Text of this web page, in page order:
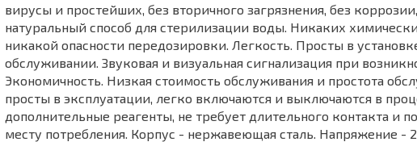
вирусы и простейших, без вторичного загрязнения, без
натуральный способ для стерилизации воды. Никаких
никакой опасности передозировки. Легкость. Просты в
обслуживании. Звуковая и визуальная сигнализация при
Экономичность. Низкая стоимость обслуживания и простота
просты в эксплуатации, легко включаются и выключаются в
дополнительные реагенты, не требует длительного контакта и
месту потребления. Корпус - нержавеющая сталь. Напряжение -